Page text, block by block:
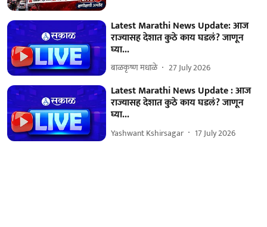
Latest Marathi News Update: आज
राज्यासह देशात कुठे काय घडलं? जाणून
घ्या...
बाळकृष्ण मधाळे 27 July 2026
Latest Marathi News Update : आज
राज्यासह देशात कुठे काय घडलं? जाणून
घ्या...
Yashwant Kshirsagar 17 July 2026